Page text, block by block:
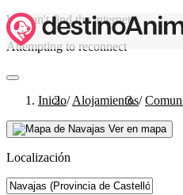
We can't find the internet
Attempting to reconnect
Inicio/ Alojamientos/
Ver en mapa
Localización